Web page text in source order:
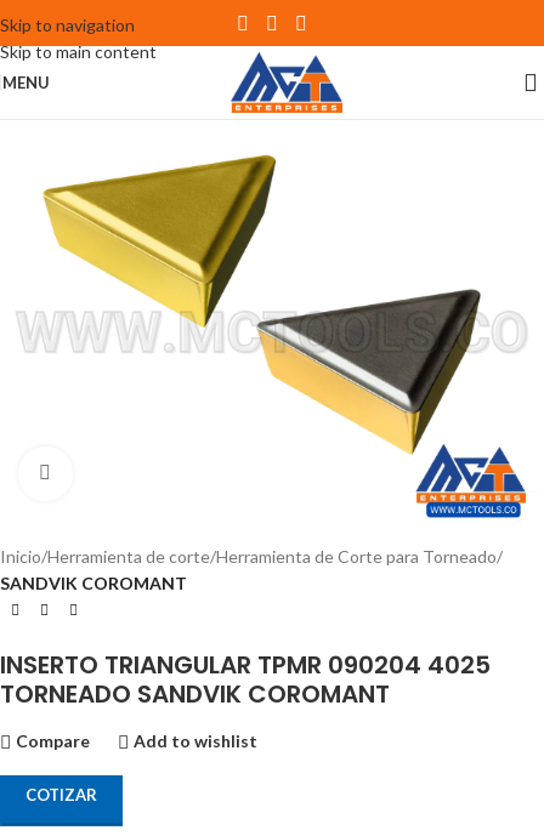
Skip to navigation
Skip to main content
MENU
Inicio Herramienta de corte Herramienta de Corte para Torneado
SANDVIK COROMANT
INSERTO TRIANGULAR TPMR 090204 4025
TORNEADO SANDVIK COROMANT
Compare Add to wishlist
COTIZAR